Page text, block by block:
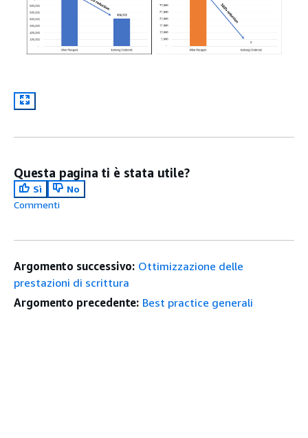
Questa pagina ti è stata utile?
Sì
No
Commenti
Argomento successivo: Ottimizzazione delle
prestazioni di scrittura
Argomento precedente: Best practice generali